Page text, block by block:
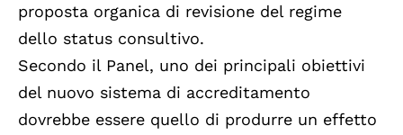
proposta organica di revisione del regime
dello status consultivo.
Secondo il Panel, uno dei principali obiettivi
del nuovo sistema di accreditamento
dovrebbe essere quello di produrre un effetto